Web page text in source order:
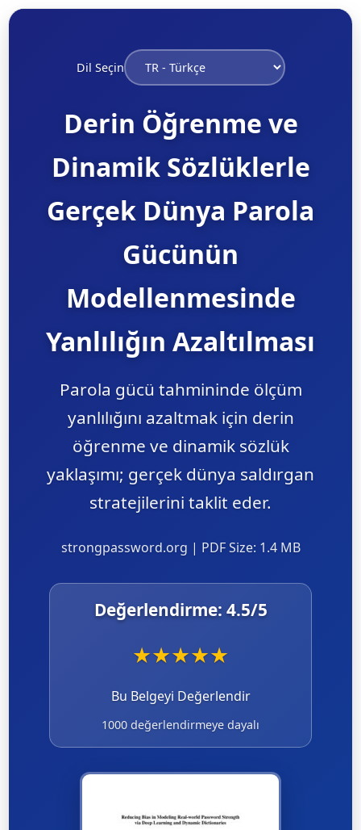
Dil Seçin
Derin Öğrenme ve
Dinamik Sözlüklerle
Gerçek Dünya Parola
Gücünün
Modellenmesinde
Yanlılığın Azaltılması
Parola gücü tahmininde ölçüm
yanlılığını azaltmak için derin
öğrenme ve dinamik sözlük
yaklaşımı; gerçek dünya saldırgan
stratejilerini taklit eder.
strongpassword.org | PDF Size: 1.4 MB
Değerlendirme: 4.5/5
★★★★★
Bu Belgeyi Değerlendir
1000 değerlendirmeye dayalı